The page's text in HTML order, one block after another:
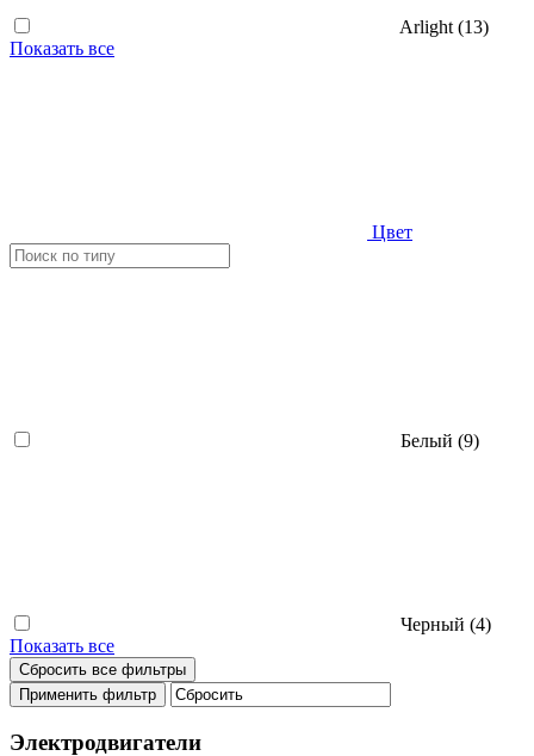
Arlight (13)
Показать все
Цвет
Белый (9)
Черный (4)
Показать все
Электродвигатели